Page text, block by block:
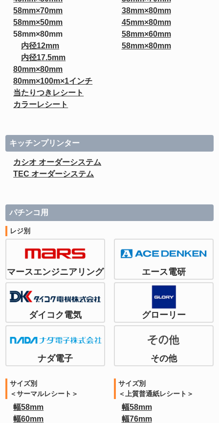
58mm×70mm
58mm×50mm
58mm×80mm
内径12mm
内径17.5mm
80mm×80mm
80mm×100m×1インチ
当たりつきレシート
カラーレシート
38mm×80mm
45mm×80mm
58mm×60mm
58mm×80mm
キッチンプリンター
カシオ オーダーシステム
TEC オーダーシステム
パチンコ用
レジ別
マースエンジニアリング エース電研
ダイコク電気 グローリー
ナダ電子 その他
サイズ別
＜サーマルレシート＞
幅58mm
幅60mm
サイズ別
＜上質普通紙レシート＞
幅58mm
幅76mm